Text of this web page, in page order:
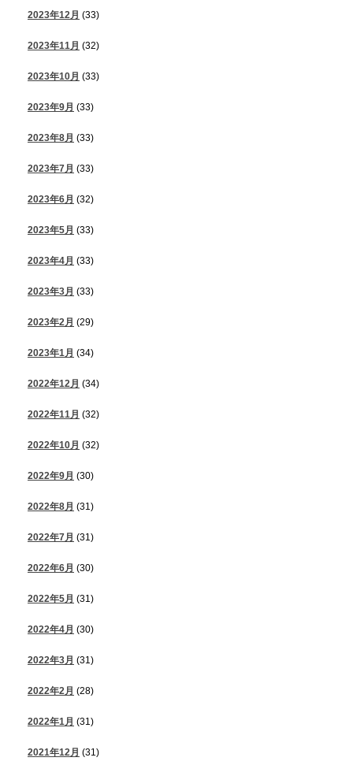
2023年12月 (33)
2023年11月 (32)
2023年10月 (33)
2023年9月 (33)
2023年8月 (33)
2023年7月 (33)
2023年6月 (32)
2023年5月 (33)
2023年4月 (33)
2023年3月 (33)
2023年2月 (29)
2023年1月 (34)
2022年12月 (34)
2022年11月 (32)
2022年10月 (32)
2022年9月 (30)
2022年8月 (31)
2022年7月 (31)
2022年6月 (30)
2022年5月 (31)
2022年4月 (30)
2022年3月 (31)
2022年2月 (28)
2022年1月 (31)
2021年12月 (31)